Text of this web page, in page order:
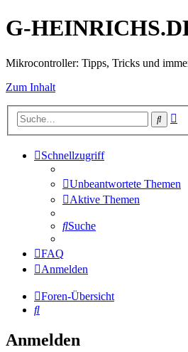
G-
Mikrocontroller: Tipps, Tricks und
Zum Inhalt
Suche
Schnellzugriff
Unbeantwortete Themen
Aktive Themen
Suche
FAQ
Anmelden
Foren-Übersicht
Suche
Anmelden